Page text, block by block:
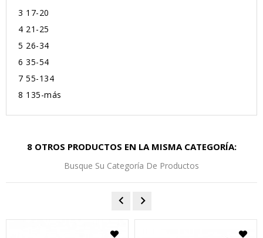
3 17-20
4 21-25
5 26-34
6 35-54
7 55-134
8 135-más
8 OTROS PRODUCTOS EN LA MISMA CATEGORÍA:
Busque Su Categoría De Productos